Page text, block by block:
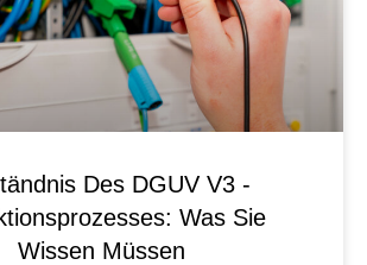
Des DGUV V3 -
Was Sie
Wissen Müssen